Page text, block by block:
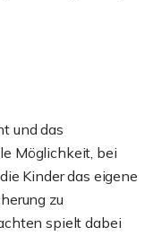
und das
Möglichkeit, bei
Kinder das eigene
zu
spielt dabei